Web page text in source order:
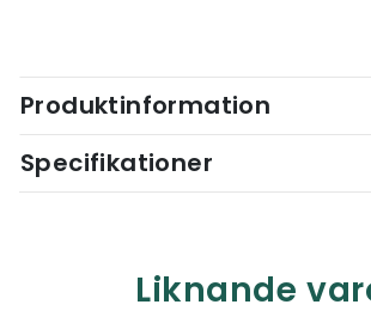
Produktinformation
Specifikationer
Liknande